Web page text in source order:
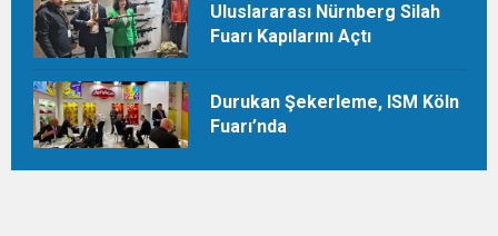
Uluslararası Nürnberg Silah
Fuarı Kapılarını Açtı
Durukan Şekerleme, ISM Köln
Fuarı’nda